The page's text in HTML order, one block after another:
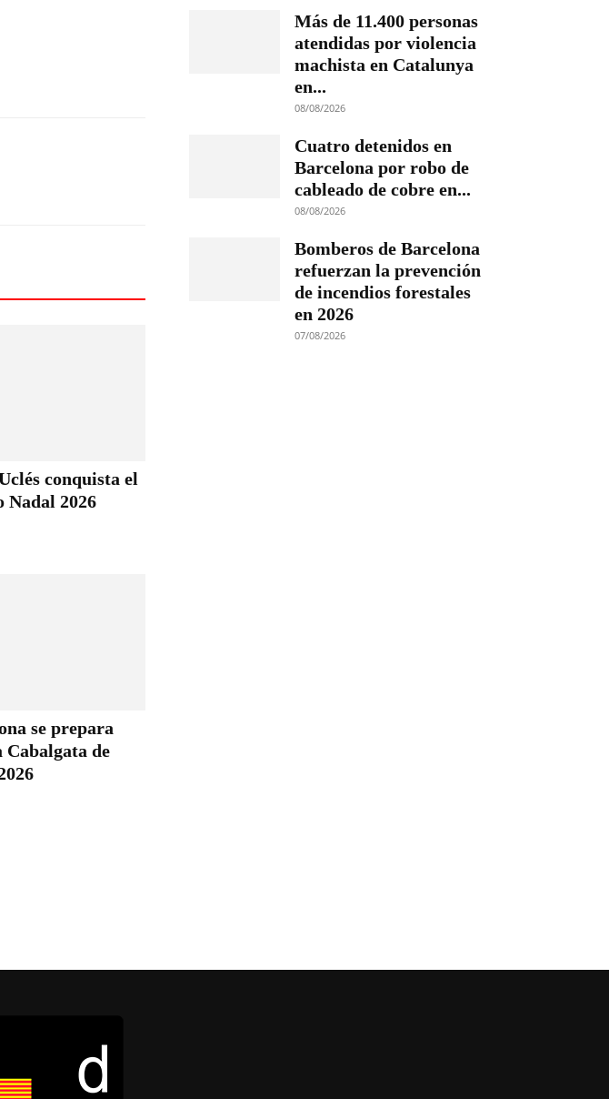
conquista el
Nadal 2026
se prepara
Cabalgata de
Más de 11.400 personas
atendidas por violencia
machista en Catalunya
en...
08/08/2026
Cuatro detenidos en
Barcelona por robo de
cableado de cobre en...
08/08/2026
Bomberos de Barcelona
refuerzan la prevención
de incendios forestales
en 2026
07/08/2026